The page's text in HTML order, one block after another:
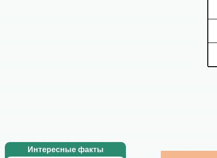
Интересные факты